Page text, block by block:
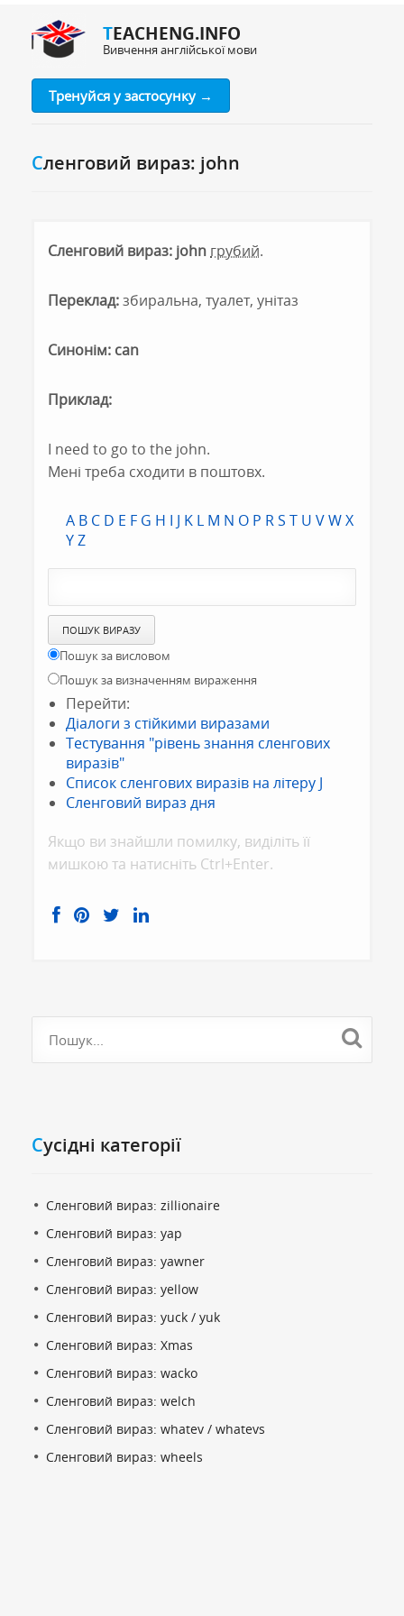
TEACHENG.INFO
Вивчення англійської мови
Тренуйся у застосунку →
Сленговий вираз: john
Сленговий вираз: john грубий.
Переклад:збиральна, туалет, унітаз
Синонім: can
Приклад:
I need to go to the john.
Мені треба сходити в поштовх.
A B C D E F G H I J K L M N O P RS T U VWX
YZ
Пошук за висловом
Пошук за визначенням вираження
Перейти:
Діалоги з стійкими виразами
Тестування "рівень знання сленгових
виразів"
Список сленгових виразів на літеру J
Сленговий вираз дня
Якщо ви знайшли помилку, видiлiть її
мишкою та натисніть Ctrl+Enter.
Cусідні категорії
Сленговий вираз: zillionaire
Сленговий вираз: yap
Сленговий вираз: yawner
Сленговий вираз: yellow
Сленговий вираз: yuck / yuk
Сленговий вираз: Xmas
Сленговий вираз: wacko
Сленговий вираз: welch
Сленговий вираз: whatev / whatevs
Сленговий вираз: wheels